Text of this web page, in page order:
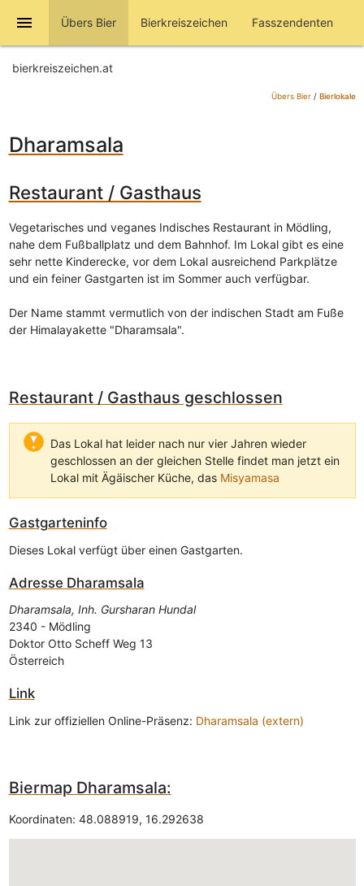
menu Übers Bier Bierkreiszeichen Fasszendenten
bierkreiszeichen.at
Übers Bier/ Bierlokale
Dharamsala
Restaurant / Gasthaus
Vegetarisches und veganes Indisches Restaurant in Mödling,
nahe dem Fußballplatz und dem Bahnhof. Im Lokal gibt es eine
sehr nette Kinderecke, vor dem Lokal ausreichend Parkplätze
und ein feiner Gastgarten ist im Sommer auch verfügbar.
Der Name stammt vermutlich von der indischen Stadt am Fuße
der Himalayakette "Dharamsala".
Restaurant / Gasthaus geschlossen
Das Lokal hat leider nach nur vier Jahren wieder
geschlossen an der gleichen Stelle findet man jetzt ein
Lokal mit Ägäischer Küche, das Misyamasa
Gastgarteninfo
Dieses Lokal verfügt über einen Gastgarten.
Adresse Dharamsala
Dharamsala, Inh. Gursharan Hundal
2340 - Mödling
Doktor Otto Scheff Weg 13
Österreich
Link
Link zur offiziellen Online-Präsenz: Dharamsala (extern)
Biermap Dharamsala:
Koordinaten: 48.088919, 16.292638